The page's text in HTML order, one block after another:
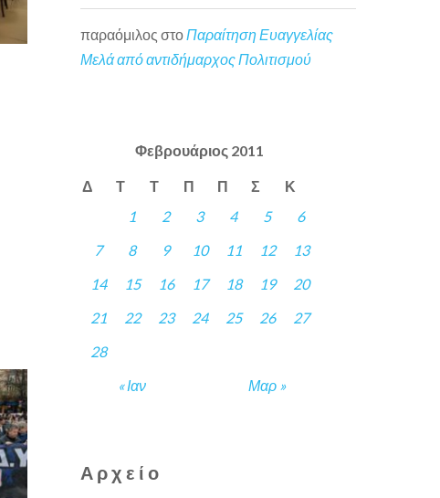
παραόμιλος στο Παραίτηση Ευαγγελίας
Μελά από αντιδήμαρχος Πολιτισμού
Φεβρουάριος 2011
Δ Τ Τ Π Π Σ Κ
« Ιαν Μαρ »
1 2 3 4 5
6
7
8 9 10 11 12
13
14
15 16 17 18 19
20
21
22 23 24 25 26
27
28
Αρχείο